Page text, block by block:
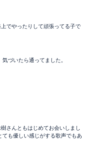
でやったりして頑張ってる子で
づいたら通ってました。
さんともはじめてお会いしまし
も優しい感じがする歌声でもあ